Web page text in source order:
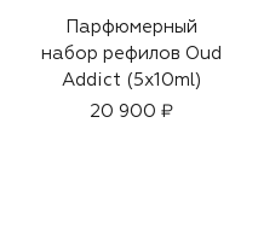
Парфюмерный
набор рефилов Oud
Addict (5x10ml)
20 900 ₽